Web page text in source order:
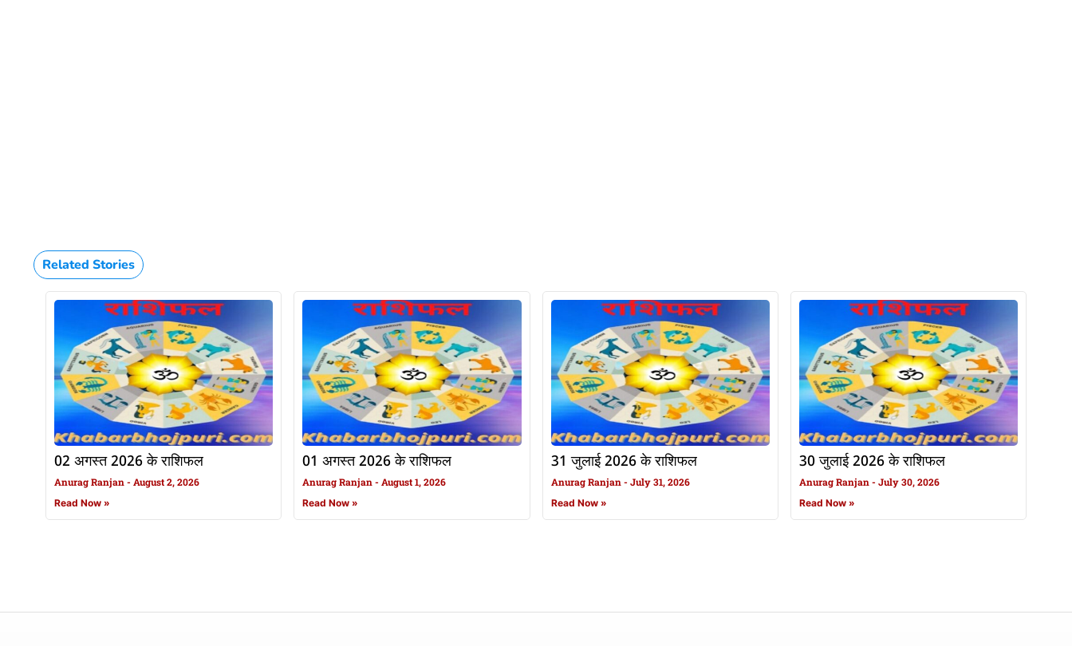
Related Stories
02 अगस्त 2026 के राशिफल
Anurag Ranjan August 2, 2026
Read Now »
01 अगस्त 2026 के राशिफल
Anurag Ranjan August 1, 2026
Read Now »
31 जुलाई 2026 के राशिफल
Anurag Ranjan July 31, 2026
Read Now »
30 जुलाई 2026 के राशिफल
Anurag Ranjan July 30, 2026
Read Now »